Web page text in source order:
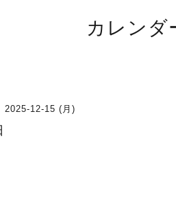
カレンダ
2025-12-15 (月)